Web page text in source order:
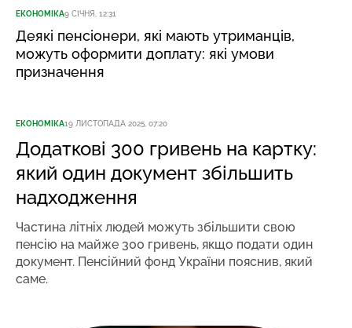
ЕКОНОМІКА9 СІЧНЯ, 12:31
Деякі пенсіонери, які мають утриманців,
можуть оформити доплату: які умови
призначення
ЕКОНОМІКА19 ЛИСТОПАДА 2025, 07:20
Додаткові 300 гривень на картку:
який один документ збільшить
надходження
Частина літніх людей можуть збільшити свою
пенсію на майже 300 гривень, якщо подати один
документ. Пенсійний фонд України пояснив, який
саме.